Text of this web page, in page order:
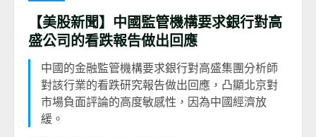
【美股新聞】中國監管機構要求銀行對高
盛公司的看跌報告做出回應
中國的金融監管機構要求銀行對高盛集團分析師
對該行業的看跌研究報告做出回應，凸顯北京對
市場負面評論的高度敏感性，因為中國經濟放
緩。